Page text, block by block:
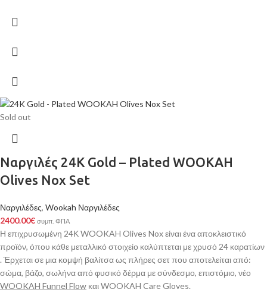
Sold out
Ναργιλές 24K Gold – Plated WOOKAH
Olives Nox Set
Ναργιλέδες, Wookah Ναργιλέδες
2400.00€ συμπ. ΦΠΑ
Η επιχρυσωμένη 24Κ WOOKAH Olives Nox είναι ένα αποκλειστικό
προϊόν, όπου κάθε μεταλλικό στοιχείο καλύπτεται με χρυσό 24 καρατίων
. Έρχεται σε μια κομψή βαλίτσα ως πλήρες σετ που αποτελείται από:
σώμα, βάζο, σωλήνα από φυσικό δέρμα με σύνδεσμο, επιστόμιο, νέο
WOOKAH Funnel Flow και WOOKAH Care Gloves.